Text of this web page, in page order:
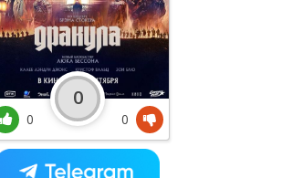
0
0
0